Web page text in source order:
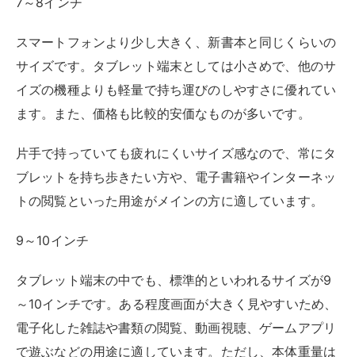
9～10インチ
タブレット端末の中でも、標準的といわれるサイズが9
～10インチです。ある程度画面が大きく見やすいため、
電子化した雑誌や書類の閲覧、動画視聴、ゲームアプリ
で遊ぶなどの用途に適しています。ただし、本体重量は
少し重くなり、長時間手で持ちながら使うのには向いて
いません。
11インチ以上
画面サイズが11インチを超えるタブレットは、高スペッ
クな商品が多いです。Bluetoothで接続できるキーボー
ドやマウスを用意すれば、2in1パソコンのように使うこ
ともできます。解像度が高い商品の場合は、ペンを用意
してペンタブ（液晶ペンタブレット）として活用するの